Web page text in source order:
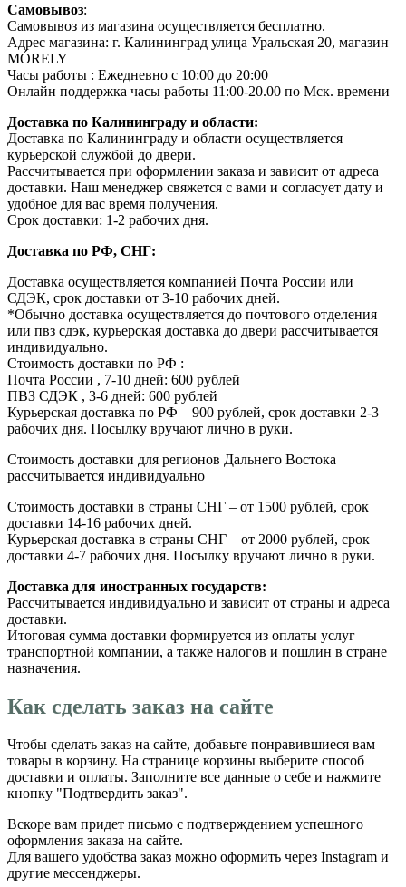
Самовывоз:
Самовывоз из магазина осуществляется бесплатно.
Адрес магазина: г. Калининград улица Уральская 20, магазин
MÓRELY
Часы работы : Ежедневно с 10:00 до 20:00
Онлайн поддержка часы работы 11:00-20.00 по Мск. времени
Доставка по Калининграду и области:
Доставка по Калининграду и области осуществляется
курьерской службой до двери.
Рассчитывается при оформлении заказа и зависит от адреса
доставки. Наш менеджер свяжется с вами и согласует дату и
удобное для вас время получения.
Срок доставки: 1-2 рабочих дня.
Доставка по РФ, СНГ:
Доставка осуществляется компанией Почта России или
СДЭК, срок доставки от 3-10 рабочих дней.
*Обычно доставка осуществляется до почтового отделения
или пвз сдэк, курьерская доставка до двери рассчитывается
индивидуально.
Стоимость доставки по РФ :
Почта России , 7-10 дней: 600 рублей
ПВЗ СДЭК , 3-6 дней: 600 рублей
Курьерская доставка по РФ – 900 рублей, срок доставки 2-3
рабочих дня. Посылку вручают лично в руки.
Стоимость доставки для регионов Дальнего Востока
рассчитывается индивидуально
Стоимость доставки в страны СНГ – от 1500 рублей, срок
доставки 14-16 рабочих дней.
Курьерская доставка в страны СНГ – от 2000 рублей, срок
доставки 4-7 рабочих дня. Посылку вручают лично в руки.
Доставка для иностранных государств:
Рассчитывается индивидуально и зависит от страны и адреса
доставки.
Итоговая сумма доставки формируется из оплаты услуг
транспортной компании, а также налогов и пошлин в стране
назначения.
Как сделать заказ на сайте
Чтобы сделать заказ на сайте, добавьте понравившиеся вам
товары в корзину. На странице корзины выберите способ
доставки и оплаты. Заполните все данные о себе и нажмите
кнопку "Подтвердить заказ".
Вскоре вам придет письмо с подтверждением успешного
оформления заказа на сайте.
Для вашего удобства заказ можно оформить через Instagram и
другие мессенджеры.